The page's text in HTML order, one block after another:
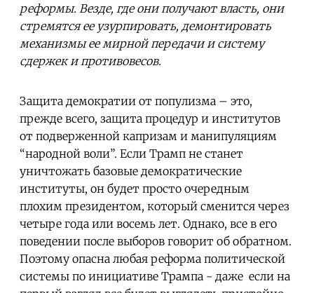
реформы. Везде, где они получают власть, они
стремятся ее узурпировать, демонтировать
механизмы ее мирной передачи и систему
сдержек и противовесов.
Защита демократии от популизма – это,
прежде всего, защита процедур и институтов
от подверженной капризам и манипуляциям
“народной воли”. Если Трамп не станет
уничтожать базовые демократические
институты, он будет просто очередным
плохим президентом, который сменится через
четыре года или восемь лет. Однако, все в его
поведении после выборов говорит об обратном.
Поэтому опасна любая реформа политической
системы по инициативе Трампа - даже если на